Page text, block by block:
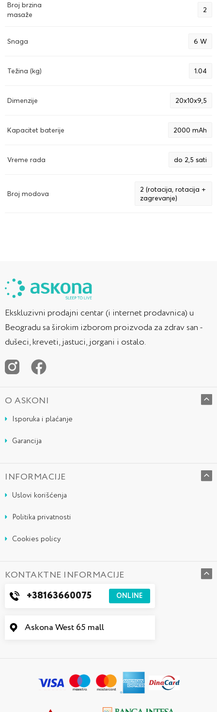
Broj brzina
masaže
2
Snaga 6 W
Težina (kg) 1.04
Dimenzije 20x10x9,5
Kapacitet baterije 2000 mAh
Vreme rada do 2,5 sati
Broj modova
2 (rotacija, rotacija +
zagrevanje)
Ekskluzivni prodajni centar (i internet prodavnica) u
Beogradu sa širokim izborom proizvoda za zdrav san -
dušeci, kreveti, jastuci, jorgani i ostalo.
O ASKONI
Isporuka i plaćanje
Garancija
INFORMACIJE
Uslovi korišćenja
Politika privatnosti
Cookies policy
KONTAKTNE INFORMACIJE
+38163660075 ONLINE
Askona West 65 mall